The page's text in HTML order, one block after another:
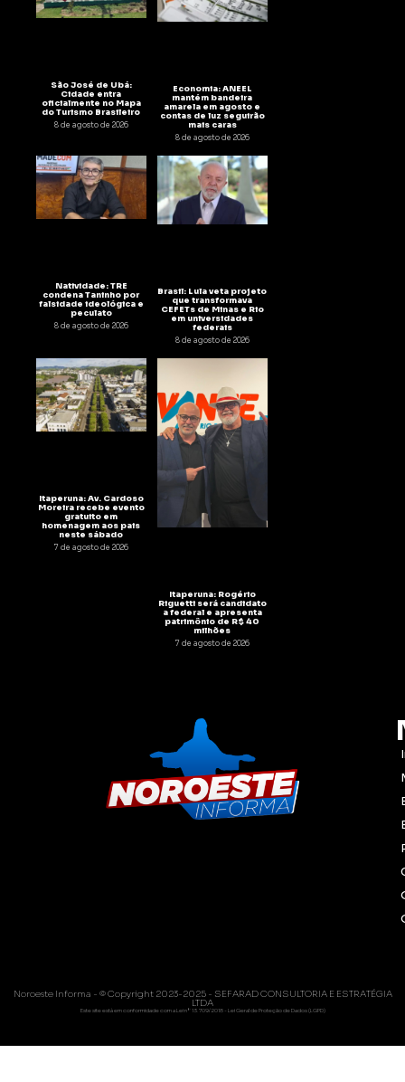
São José de Ubá:
Cidade entra
oficialmente no Mapa
do Turismo Brasileiro
8 de agosto de 2026
Economia: ANEEL
mantém bandeira
amarela em agosto e
contas de luz seguirão
mais caras
8 de agosto de 2026
Natividade: TRE
condena Taninho por
falsidade ideológica e
peculato
8 de agosto de 2026
Brasil: Lula veta projeto
que transformava
CEFETs de Minas e Rio
em universidades
federais
8 de agosto de 2026
Itaperuna: Av. Cardoso
Moreira recebe evento
gratuito em
homenagem aos pais
neste sábado
7 de agosto de 2026
Itaperuna: Rogério
Riguetti será candidato
a federal e apresenta
patrimônio de R$ 40
milhões
7 de agosto de 2026
Noroeste Informa - © Copyright 2023-2025 - SEFARAD CONSULTORIA E ESTRATÉGIA
LTDA
Este site está em conformidade com a Lei nº 13.709/2018 - Lei Geral de Proteção de Dados (LGPD)